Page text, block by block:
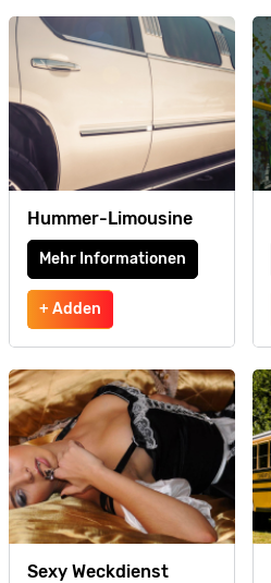
Hummer-Limousine
Mehr Informationen
+ Adden
Sexy Weckdienst